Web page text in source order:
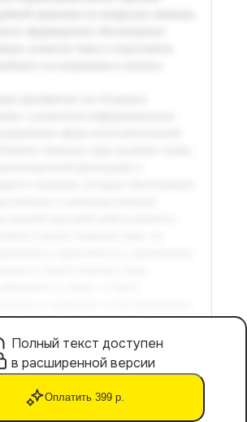
Полный текст доступен
в расширенной версии
Оплатить 399 р.